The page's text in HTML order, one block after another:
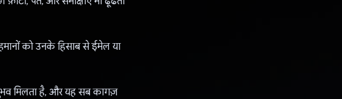
को उनके हिसाब से ईमेल या
मिलता है, और यह सब कागज़